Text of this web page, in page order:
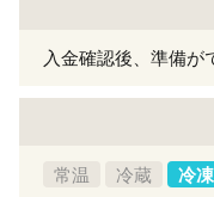
入金確認後、準備が
常温 冷蔵 冷凍